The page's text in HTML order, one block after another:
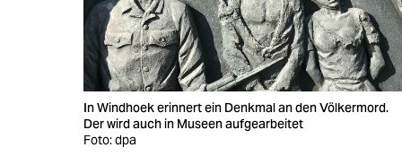
veranstaltungen
In Windhoek erinnert ein Denkmal an den Völkermord.
Der wird auch in Museen aufgearbeitet
Foto: dpa